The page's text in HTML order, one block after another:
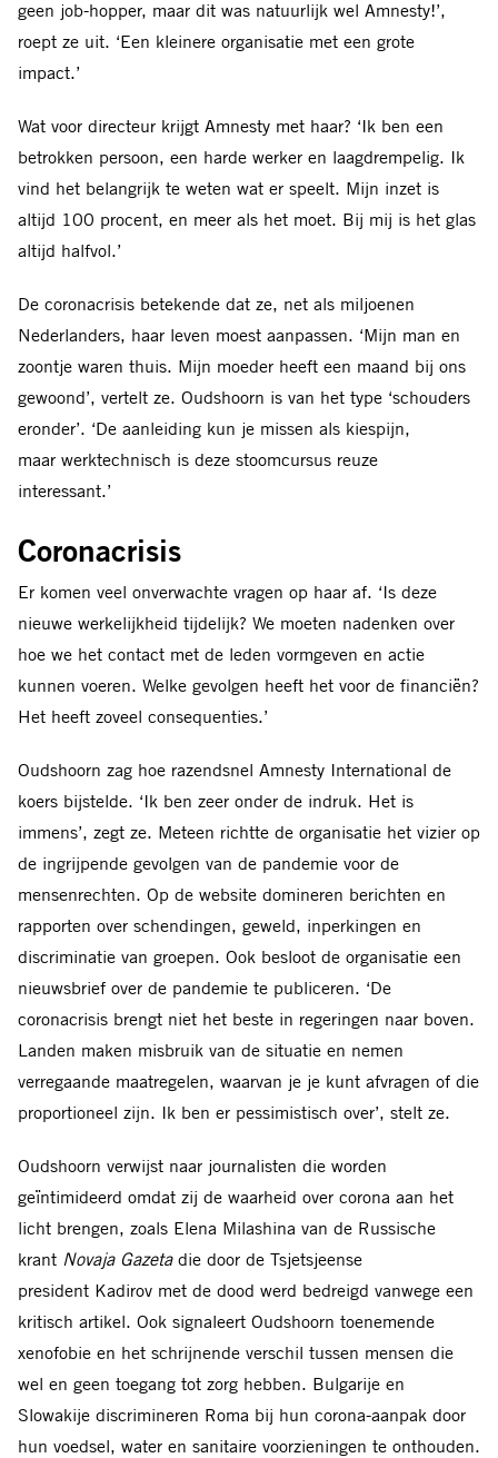
geen job-hopper, maar dit was natuurlijk wel Amnesty!’,
roept ze uit. ‘Een kleinere organisatie met een grote
impact.’
Wat voor directeur krijgt Amnesty met haar? ‘Ik ben een
betrokken persoon, een harde werker en laagdrempelig. Ik
vind het belangrijk te weten wat er speelt. Mijn inzet is
altijd 100 procent, en meer als het moet. Bij mij is het glas
altijd halfvol.’
De coronacrisis betekende dat ze, net als miljoenen
Nederlanders, haar leven moest aanpassen. ‘Mijn man en
zoontje waren thuis. Mijn moeder heeft een maand bij ons
gewoond’, vertelt ze. Oudshoorn is van het type ‘schouders
eronder’. ‘De aanleiding kun je missen als kiespijn,
maar werktechnisch is deze stoomcursus reuze
interessant.’
Coronacrisis
Er komen veel onverwachte vragen op haar af. ‘Is deze
nieuwe werkelijkheid tijdelijk? We moeten nadenken over
hoe we het contact met de leden vormgeven en actie
kunnen voeren. Welke gevolgen heeft het voor de financiën?
Het heeft zoveel consequenties.’
Oudshoorn zag hoe razendsnel Amnesty International de
koers bijstelde. ‘Ik ben zeer onder de indruk. Het is
immens’, zegt ze. Meteen richtte de organisatie het vizier op
de ingrijpende gevolgen van de pandemie voor de
mensenrechten. Op de website domineren berichten en
rapporten over schendingen, geweld, inperkingen en
discriminatie van groepen. Ook besloot de organisatie een
nieuwsbrief over de pandemie te publiceren. ‘De
coronacrisis brengt niet het beste in regeringen naar boven.
Landen maken misbruik van de situatie en nemen
verregaande maatregelen, waarvan je je kunt afvragen of die
proportioneel zijn. Ik ben er pessimistisch over’, stelt ze.
Oudshoorn verwijst naar journalisten die worden
geïntimideerd omdat zij de waarheid over corona aan het
licht brengen, zoals Elena Milashina van de Russische
krant Novaja Gazeta die door de Tsjetsjeense
president Kadirov met de dood werd bedreigd vanwege een
kritisch artikel. Ook signaleert Oudshoorn toenemende
xenofobie en het schrijnende verschil tussen mensen die
wel en geen toegang tot zorg hebben. Bulgarije en
Slowakije discrimineren Roma bij hun corona-aanpak door
hun voedsel, water en sanitaire voorzieningen te onthouden.